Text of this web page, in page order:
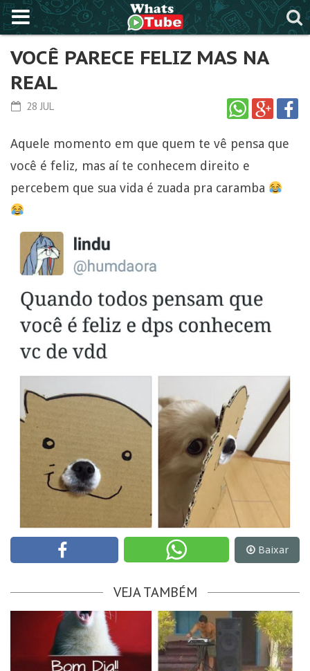
VOCÊ PARECE FELIZ MAS NA
REAL
28 JUL
Aquele momento em que quem te vê pensa que
você é feliz, mas aí te conhecem direito e
percebem que sua vida é zuada pra caramba
Baixar
VEJA TAMBÉM